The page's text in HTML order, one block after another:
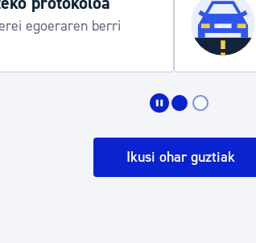
2026: egitaraua
15
Ikusi ohar guztiak